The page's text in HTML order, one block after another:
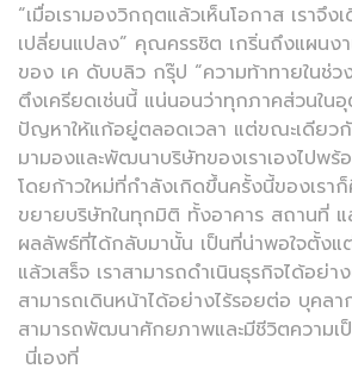
“เมื่อเรามองวิกฤตแล้วเห็นโอกาส เราจึ
เปลี่ยนแปลง” คุณครรชิต เกริ่นถึงแผน
ของ เค ดับบลิว กรุ๊ป “ความท้าทายในช่
ตึงเครียดเช่นนี้ แน่นอนว่าทุกภาคส่วนใน
ปัญหาให้แก้อยู่ตลอดเวลา แต่ขณะเดียวกั
มามองและพัฒนาบริษัทของเราเองไปพ
โดยก้าวใหม่ที่กำลังเกิดขึ้นครั้งนี้ของเรา
ขยายบริษัทในทุกมิติ ทั้งอาคาร สถานที่ แ
ผลลัพธ์ที่ได้กลับมานั้น เป็นที่น่าพอใจตั้งแ
แล้วเสร็จ เราสามารถดำเนินธุรกิจได้อย่
สามารถเดินหน้าได้อย่างไร้รอยต่อ บุคลา
สามารถพัฒนาศักยภาพและมีชีวิตความเ
นี่เองที่